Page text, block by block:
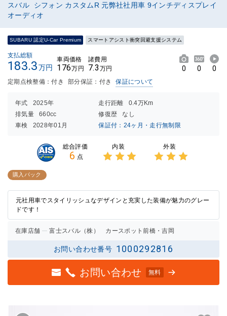
スバル シフォン カスタムR 元弊社社用車 9インチディスプレイ
オーディオ
SUBARU 認定U-Car Premium スマートアシスト衝突回避支援システム
支払総額
183.3万円
車両価格
176万円
諸費用
7.3 万円 0 0 0
定期点検整備：付き 部分保証：付き 保証について
年式 2025年 走行距離
0.4万Km
排気量
660cc 修復歴
なし
車検
2028年01月 保証付：24ヶ月・走行無制限
総合評価
6 点
内装 外装
購入パック
元社用車でスタイリッシュなデザインと充実した装備が魅力のグレー
ドです！
在庫店舗 富士スバル（株） カースポット前橋・吉岡
お問い合わせ番号 1000292816
お問い合わせ 無料